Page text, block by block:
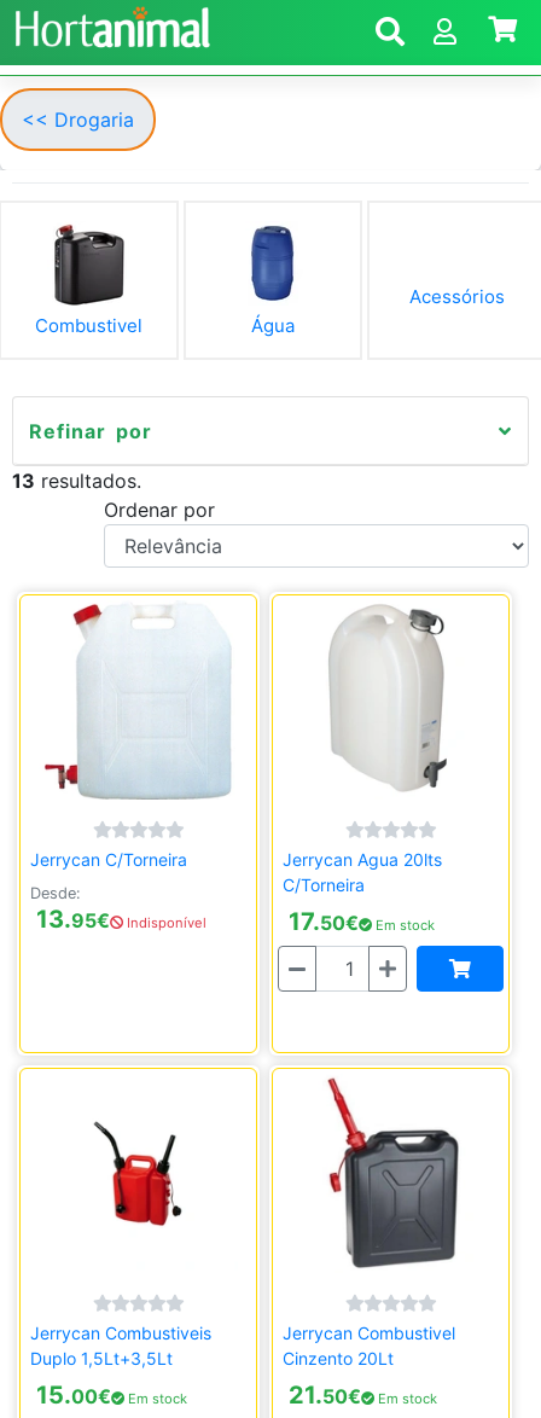
<< Drogaria
Combustivel Água
Acessórios
Refinar por
13 resultados.
Ordenar por
Jerrycan C/Torneira
Desde:
13.95€ Indisponível
Jerrycan Agua 20lts
C/Torneira
17.50€ Em stock
Quantidade
Jerrycan Combustiveis
Duplo 1,5Lt+3,5Lt
15.00€ Em stock
Jerrycan Combustivel
Cinzento 20Lt
21.50€ Em stock